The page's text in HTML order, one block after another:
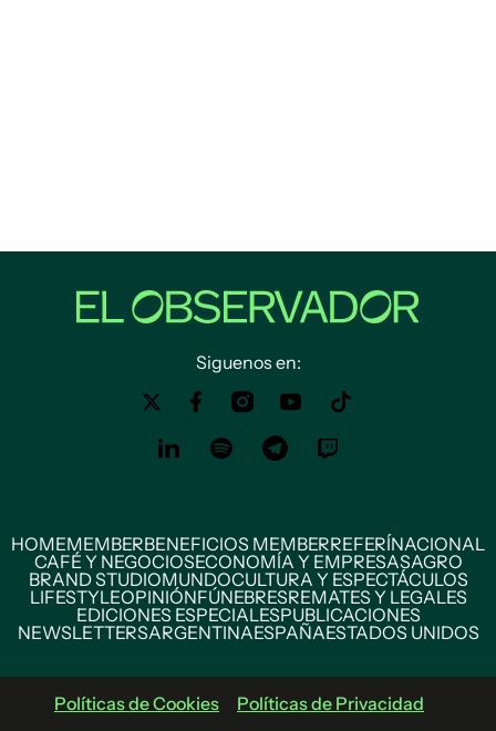
Siguenos en:
HOMEMEMBERBENEFICIOS MEMBERREFERÍNACIONAL
CAFÉ Y NEGOCIOSECONOMÍA Y EMPRESASAGRO
BRAND STUDIOMUNDOCULTURA Y ESPECTÁCULOS
LIFESTYLEOPINIÓNFÚNEBRESREMATES Y LEGALES
EDICIONES ESPECIALESPUBLICACIONES
NEWSLETTERSARGENTINAESPAÑAESTADOS UNIDOS
Políticas de Cookies
Políticas de Privacidad